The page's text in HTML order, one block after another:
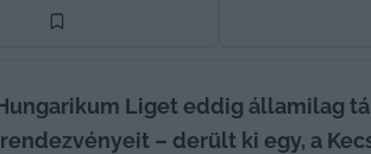
Liget eddig államilag
– derült ki egy, a